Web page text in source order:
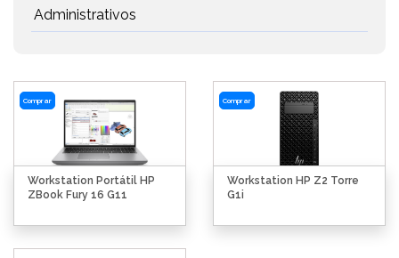
Administrativos
Comprar
Workstation Portátil HP
ZBook Fury 16 G11
Comprar
Workstation HP Z2 Torre
G1i